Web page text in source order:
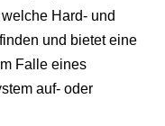
Hard- und
und bietet eine
Falle eines
auf- oder